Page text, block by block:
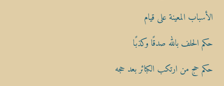
الأسباب المعينة على قيام
حكم الحلف بالله صدقًا وكذبًا
حكم حج من ارتكب الكبائر بعد حجه